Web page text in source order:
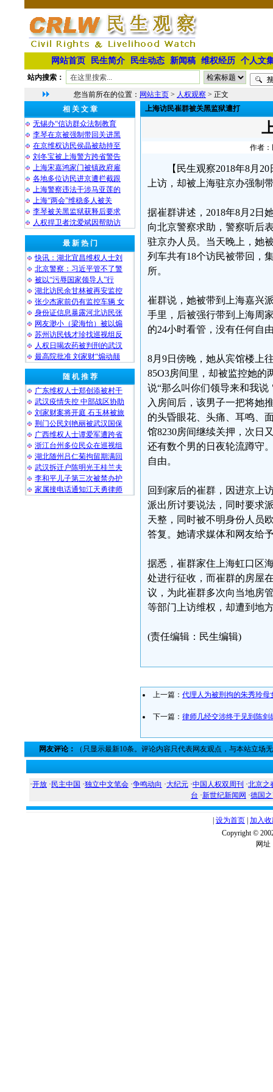
网站首页 民生简介 民生动态 新闻稿 维权经历 个人文
站内搜索：
您当前所在的位置： 网站主页 > 人权观察 > 正文
相 关 文 章
无锡办“信访群众法制教育
李琴在京被强制带回关进黑
在京维权访民侯晶被劫持至
刘冬宝被上海警方跨省警告
上海宋嘉鸿家门被镇政府雇
各地多位访民进京遭拦截跟
上海警察违法干涉马亚莲的
上海“两会”维稳多人被关
李琴被关黑监狱获释后要求
人权捍卫者沈爱斌因帮助访
最 新 热 门
快讯：湖北宜昌维权人士刘
北京警察：习近平管不了警
被以“污辱国家领导人”行
湖北访民余甘林被再安监控
张少杰家前仍有监控车辆 女
身份证信息暴露河北访民张
网友渺小（梁海怡）被以煽
苏州访民钱才珍找巡视组反
人权日喝农药被判刑的武汉
最高院批准 刘家财“煽动颠
随 机 推 荐
广东维权人士郑创添被村干
武汉疫情失控 中部战区协助
刘家财案将开庭 石玉林被旅
荆门公民刘艳丽被武汉国保
广西维权人士谭爱军遭跨省
浙江台州多位民众在巡视组
湖北随州吕仁菊拘留期满回
武汉拆迁户陈明光王桂兰夫
李和平儿子第三次被禁办护
家属接电话通知江天勇律师
上海访民崔群被关黑监狱遭打
作者：
【民生观察2018年8月
上访，却被上海驻京办强制
据崔群讲述，2018年8月2日
向北京警察求助，警察听后
驻京办人员。当天晚上，她
列车共有18个访民被带回，
所。
崔群说，她被带到上海嘉兴
手里，后被强行带到上海周
的24小时看管，没有任何自
8月9日傍晚，她从宾馆楼上
85O3房间里，却被监控她的
说“那么叫你们领导来和我
入房间后，该男子一把将她
的头昏眼花、头痛、耳鸣、
馆8230房间继续关押，次日
还有数个男的日夜轮流蹲守
自由。
回到家后的崔群，因进京上
派出所讨要说法，同时要求
天整，同时被不明身份人员
答复。她请求媒体和网友给
据悉，崔群家住上海虹口区
处进行征收，而崔群的房屋
议，为此崔群多次向当地房
等部门上访维权，却遭到地
(责任编辑：民生编辑)
上一篇： 代理人为被刑拘的朱秀玲母
下一篇： 律师几经交涉终于见到陈剑
网友评论： （只显示最新10条。评论内容只代表网友观点，与本站立场
·开放 · 民主中国 ·独立中文笔会 ·争鸣动向 ·大纪元 ·中国人权双周刊 ·北京之
台 ·新世纪新闻网 ·德国
设为首页 加入
Copyright ©
网址